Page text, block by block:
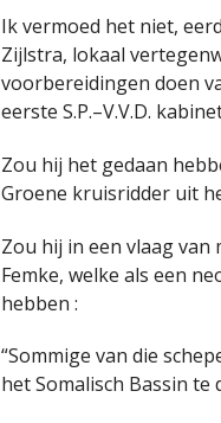
Ik vermoed het niet,
Zijlstra, lokaal
voorbereidingen doen
eerste S.P.–V.V.D.
Zou hij het gedaan
Groene kruisridder uit
Zou hij in een vlaag van
Femke, welke als een
hebben :
“Sommige van die
het Somalisch Bassin te